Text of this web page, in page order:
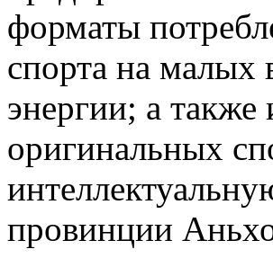
форматы
спорта на малых
энергии; а также
оригинальных
провинции